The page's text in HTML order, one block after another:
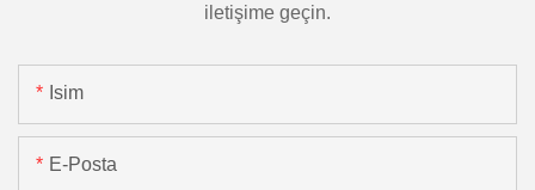
iletişime geçin.
Isim
E-Posta